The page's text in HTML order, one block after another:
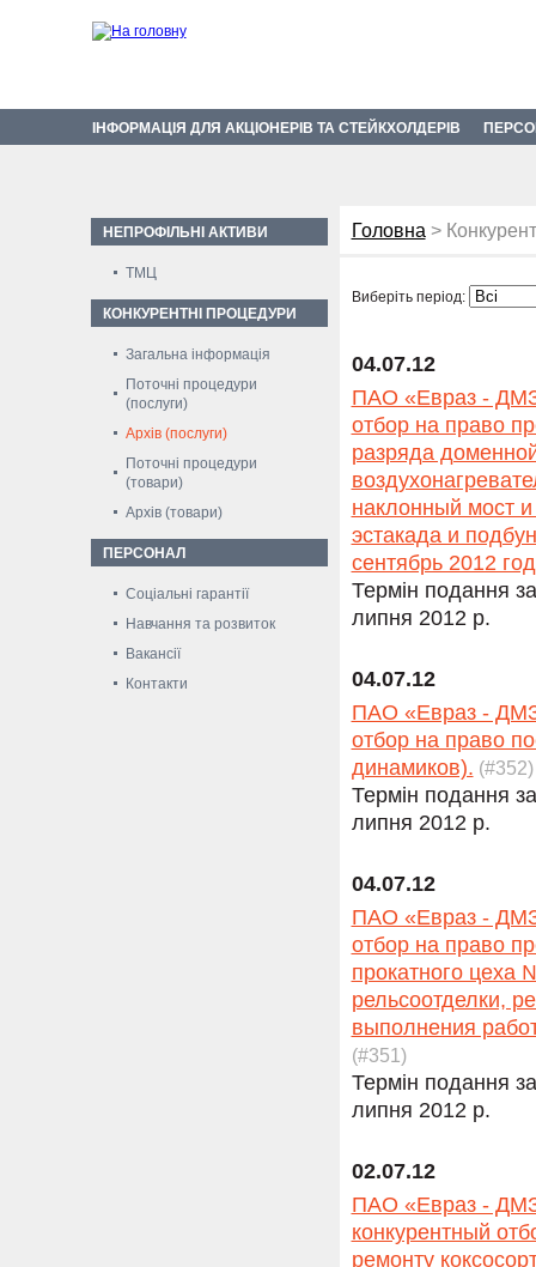
ІНФОРМАЦІЯ ДЛЯ АКЦІОНЕРІВ ТА СТЕЙКХОЛДЕРІВ
НЕПРОФІЛЬНІ АКТИВИ
ТМЦ
КОНКУРЕНТНІ ПРОЦЕДУРИ
Загальна інформація
Поточні процедури
(послуги)
Архів (послуги)
Поточні процедури
(товари)
Архів (товари)
ПЕРСОНАЛ
Соціальні гарантії
Навчання та розвиток
Вакансії
Контакти
Головна >
Виберіть період:
04.07.12
ПАО «Евраз - ДМЗ
отбор на право
разряда
наклонный мост и
эстакада и
сентябрь 2012
Термін подання
липня 2012 р.
04.07.12
ПАО «Евраз - ДМЗ
отбор на право
динамиков). (#352)
Термін подання
липня 2012 р.
04.07.12
ПАО «Евраз - ДМЗ
отбор на право
прокатного цеха
рельсоотделки,
выполнения
(#351)
Термін подання
липня 2012 р.
02.07.12
ПАО «Евраз - ДМЗ
конкурентный
ремонту